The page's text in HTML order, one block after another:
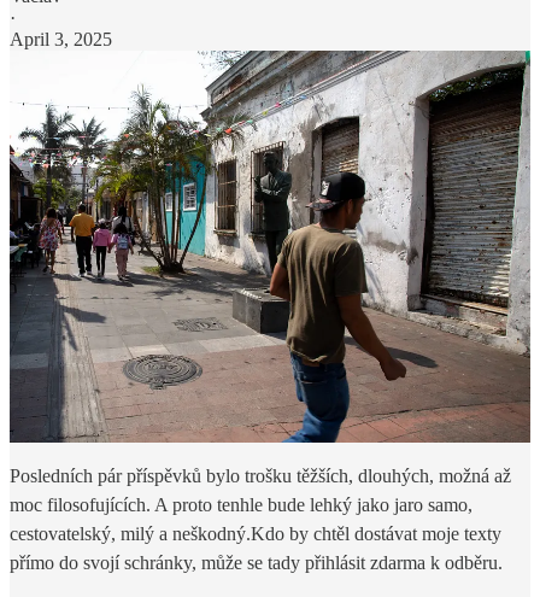
·
April 3, 2025
Posledních pár příspěvků bylo trošku těžších, dlouhých, možná až
moc filosofujících. A proto tenhle bude lehký jako jaro samo,
cestovatelský, milý a neškodný.Kdo by chtěl dostávat moje texty
přímo do svojí schránky, může se tady přihlásit zdarma k odběru.